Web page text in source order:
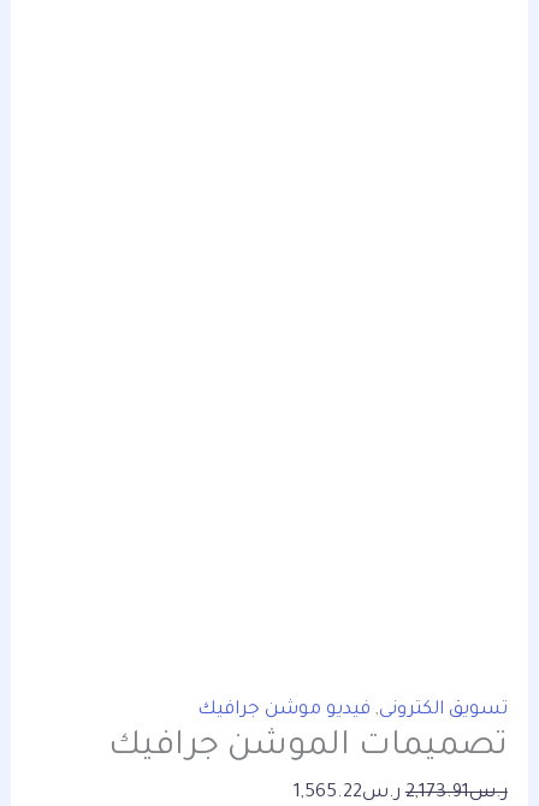
تسويق الكترونى, فيديو موشن جرافيك
تصميمات الموشن جرافيك
ر.س2,173.91 ر.س1,565.22